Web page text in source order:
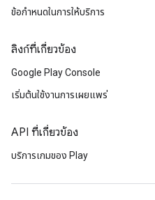
ข้อกำหนดในการให้บริการ
ลิงก์ที่เกี่ยวข้อง
Google Play Console
เริ่มต้นใช้งานการเผยแพร่
API ที่เกี่ยวข้อง
บริการเกมของ Play